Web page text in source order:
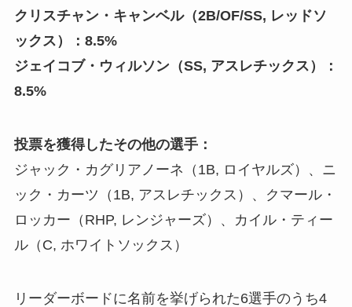
クリスチャン・キャンベル（2B/OF/SS, レッドソ
ックス）：8.5%
ジェイコブ・ウィルソン（SS, アスレチックス）：
8.5%
投票を獲得したその他の選手：
ジャック・カグリアノーネ（1B, ロイヤルズ）、ニ
ック・カーツ（1B, アスレチックス）、クマール・
ロッカー（RHP, レンジャーズ）、カイル・ティー
ル（C, ホワイトソックス）
リーダーボードに名前を挙げられた6選手のうち4